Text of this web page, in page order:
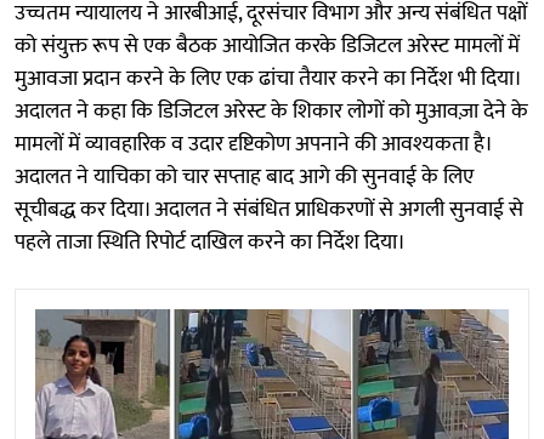
उच्चतम न्यायालय ने आरबीआई, दूरसंचार विभाग और अन्य संबंधित पक्षों
को संयुक्त रूप से एक बैठक आयोजित करके डिजिटल अरेस्ट मामलों में
मुआवजा प्रदान करने के लिए एक ढांचा तैयार करने का निर्देश भी दिया।
अदालत ने कहा कि डिजिटल अरेस्ट के शिकार लोगों को मुआवज़ा देने के
मामलों में व्यावहारिक व उदार दृष्टिकोण अपनाने की आवश्यकता है।
अदालत ने याचिका को चार सप्ताह बाद आगे की सुनवाई के लिए
सूचीबद्ध कर दिया। अदालत ने संबंधित प्राधिकरणों से अगली सुनवाई से
पहले ताजा स्थिति रिपोर्ट दाखिल करने का निर्देश दिया।